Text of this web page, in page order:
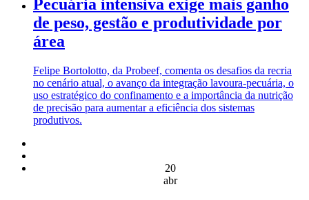
Pecuária intensiva exige mais ganho
de peso, gestão e produtividade por
área
Felipe Bortolotto, da Probeef, comenta os desafios da recria
no cenário atual, o avanço da integração lavoura-pecuária, o
uso estratégico do confinamento e a importância da nutrição
de precisão para aumentar a eficiência dos sistemas
produtivos.
20
abr